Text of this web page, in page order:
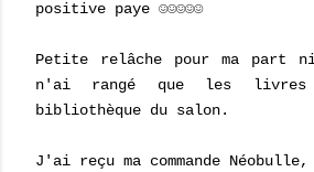
positive paye ☺☺☺☺☺
Petite relâche pour ma part
n'ai rangé que les livres
bibliothèque du salon.
J'ai reçu ma commande